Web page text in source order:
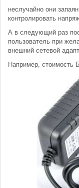
неслучайно они
контролировать
А в следующий раз
пользователь при
внешний сетевой
Например, стоимость